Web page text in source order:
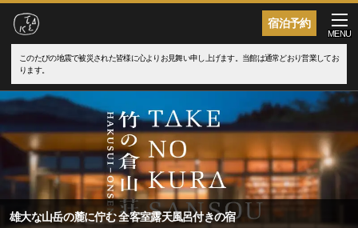
宿泊予約
MENU
このたびの地震で被災された皆様に心よりお見舞い申し上げます。当館は通常どおり営業してお
ります。
雄大な山岳の麓に佇む 全客室露天風呂付きの宿